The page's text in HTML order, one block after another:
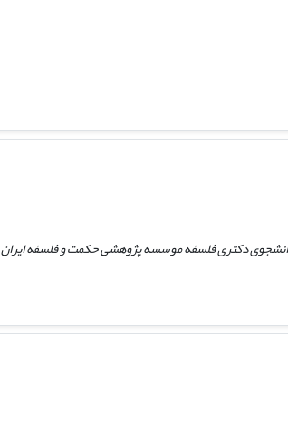
دکتری فلسفه موسسه پژوهشی حکمت و فلسفه ایران